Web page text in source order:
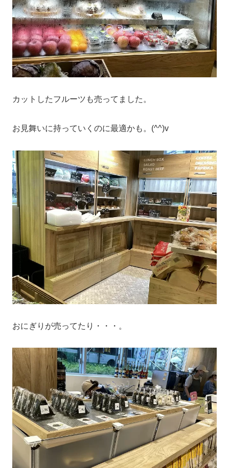
カットしたフルーツも売ってました。
お見舞いに持っていくのに最適かも。(^^)v
おにぎりが売ってたり・・・。